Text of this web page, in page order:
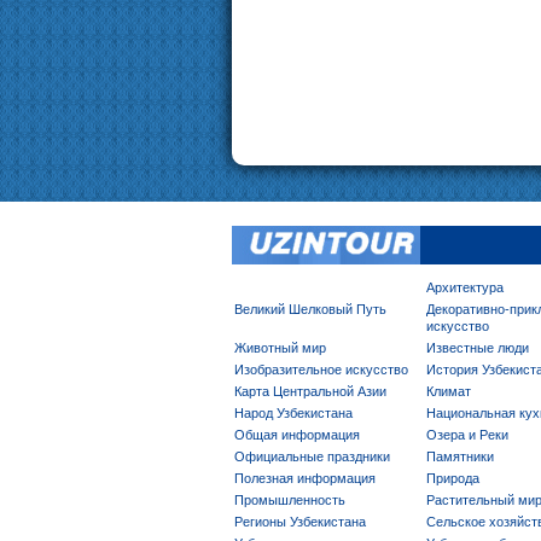
Архитектура
Великий Шелковый Путь
Декоративно-
искусство
Животный мир
Известные люди
Изобразительное искусство
История
Карта Центральной Азии
Климат
Народ Узбекистана
Национальная
Общая информация
Озера и Реки
Официальные праздники
Памятники
Полезная информация
Природа
Промышленность
Растительный мир
Регионы Узбекистана
Сельское